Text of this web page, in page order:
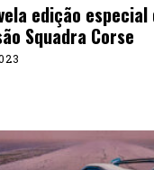
edição especial
Squadra Corse